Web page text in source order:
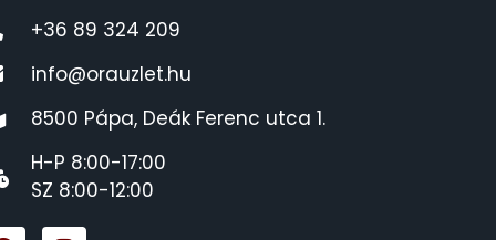
+36 89 324 209
info@orauzlet.hu
8500 Pápa, Deák Ferenc utca 1.
H-P 8:00-17:00
SZ 8:00-12:00